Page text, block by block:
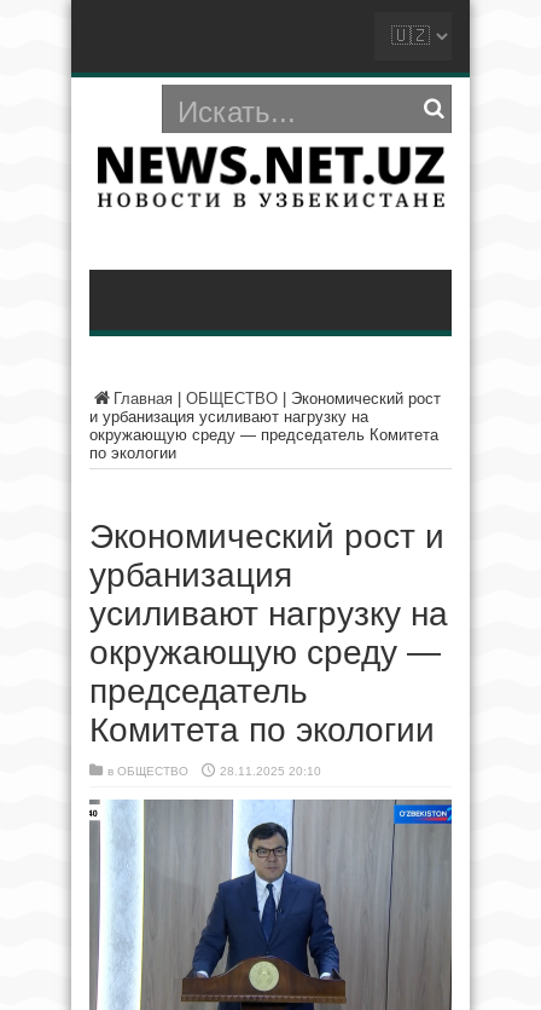
Главная ОБЩЕСТВО
Экономический рост
и урбанизация усиливают нагрузку на
окружающую среду — председатель Комитета
по экологии
Экономический рост и
урбанизация
усиливают нагрузку на
окружающую среду —
председатель
Комитета по экологии
в ОБЩЕСТВО 28.11.2025 20:10